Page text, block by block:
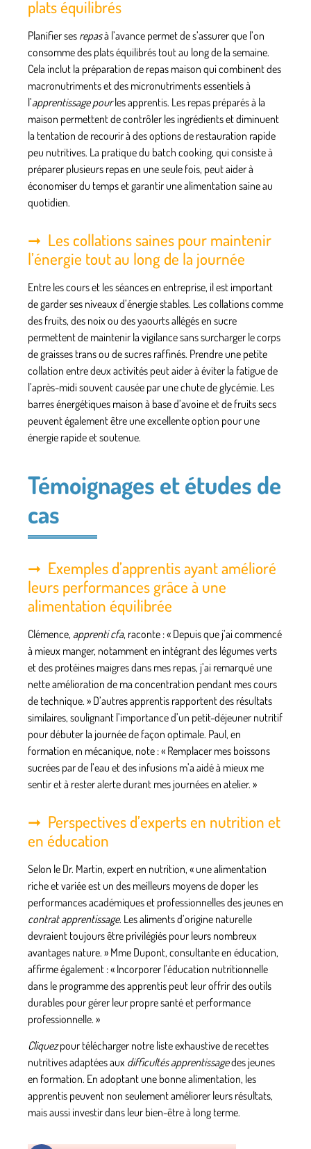
plats équilibrés
Planifier ses repasà l’avance permet de s’assurer que l’on
consomme des plats équilibrés tout au long de la semaine.
Cela inclut la préparation de repas maison qui combinent des
macronutriments et des micronutriments essentiels à
l’apprentissage pourles apprentis. Les repas préparés à la
maison permettent de contrôler les ingrédients et diminuent
la tentation de recourir à des options de restauration rapide
peu nutritives. La pratique du batch cooking, qui consiste à
préparer plusieurs repas en une seule fois, peut aider à
économiser du temps et garantir une alimentation saine au
quotidien.
Les collations saines pour maintenir
l’énergie tout au long de la journée
Entre les cours et les séances en entreprise, il est important
de garder ses niveaux d’énergie stables. Les collationscomme
des fruits, des noix ou des yaourts allégés en sucre
permettent de maintenir la vigilance sans surcharger le corps
de graisses trans ou de sucres raffinés. Prendre une petite
collation entre deux activités peut aider à éviter la fatigue de
l’après-midi souvent causée par une chute de glycémie. Les
barres énergétiques maison à base d’avoine et de fruits secs
peuvent également être une excellente option pour une
énergie rapide et soutenue.
Témoignages et études de
cas
Exemples d’apprentis ayant amélioré
leurs performances grâce à une
alimentation équilibrée
Clémence, apprenti cfa, raconte : « Depuis que j’ai commencé
à mieux manger, notamment en intégrant des légumes verts
et des protéines maigres dans mes repas, j’ai remarqué une
nette amélioration de ma concentration pendant mes cours
de technique. » D’autres apprentis rapportent des résultats
similaires, soulignant l’importance d’un petit-déjeuner nutritif
pour débuter la journée de façon optimale. Paul, en
formation en mécanique, note : « Remplacer mes boissons
sucrées par de l’eau et des infusions m’a aidé à mieux me
sentir et à rester alerte durant mes journées en atelier. »
Perspectives d’experts en nutrition et
en éducation
Selon le Dr. Martin, expert en nutrition, « une alimentation
riche et variée est un des meilleurs moyens de doper les
performances académiques et professionnelles des jeunes en
contrat apprentissage. Les aliments d’origine naturelle
devraient toujours être privilégiés pour leurs nombreux
avantages nature. » Mme Dupont, consultante en éducation,
affirme également : « Incorporer l’éducation nutritionnelle
dans le programme des apprentis peut leur offrir des outils
durables pour gérer leur propre santé et performance
professionnelle. »
Cliquezpour télécharger notre liste exhaustivede recettes
nutritives adaptées aux difficultés apprentissagedes jeunes
en formation. En adoptant une bonne alimentation, les
apprentis peuvent non seulement améliorer leurs résultats,
mais aussi investir dans leur bien-être à long terme.